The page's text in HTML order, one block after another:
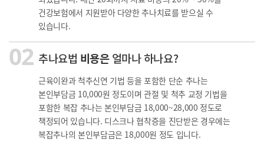
건강보험에서 지원받아 다양한 추나치료를 받으실 수
있습니다.
02 추나요법 비용은얼마나 하나요?
근육이완과 척추신연 기법 등을 포함한 단순 추나는
본인부담금 10,000원 정도이며 관절 및 척추 교정 기법을
포함한 복잡 추나는 본인부담금 18,000~28,000 정도로
책정되어 있습니다. 디스크나 협착증을 진단받은 경우에는
복잡추나의 본인부담금은 18,000원 정도 입니다.